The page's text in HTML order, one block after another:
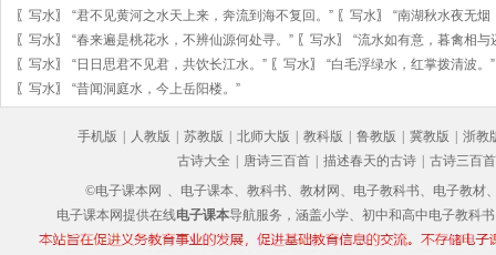
〖 写水〗 “君不见黄河之水天上来，奔流到海不复回。” 〖 写水〗 “南湖秋水夜无烟
〖 写水〗 “春来遍是桃花水，不辨仙源何处寻。” 〖 写水〗 “流水如有意，暮禽相与
〖 写水〗 “日日思君不见君，共饮长江水。” 〖 写水〗 “白毛浮绿水，红掌拨清波。”
〖 写水〗 “昔闻洞庭水，今上岳阳楼。”
手机版 人教版 苏教版 北师大版 教科版 鲁教版 冀教版
浙教
古诗大全
唐诗三百首 描述春天的古诗
古诗三百首
©电子课本网 、电子课本、教科书、教材网、电子教科书、电子教材
电子课本网提供在线电子课本导航服务，涵盖小学、初中和高中电子教科